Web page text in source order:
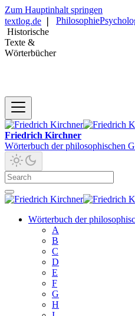
Zum Hauptinhalt springen
textlog.de
Historische
Texte &
Wörterbücher
Philosophie
Friedrich Kirchner
Wörterbuch der philosophischen
Wörterbuch der
A
B
C
D
E
F
G
H